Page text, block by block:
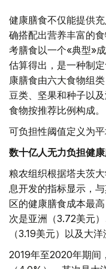
健康膳食不仅能提供
确搭配出营养丰富的
考膳食以一个«典型»
估算得出，是一种制
康膳食由六大食物组
豆类、坚果和种子以
食物按推荐比例构成。
可负担性阈值定义为
数十亿人无力负担健
粮农组织根据塔夫茨
息开发的指标显示，
区的健康膳食成本最
次是亚洲（3.72美元
（3.19美元）以及大
2019年至2020年期间